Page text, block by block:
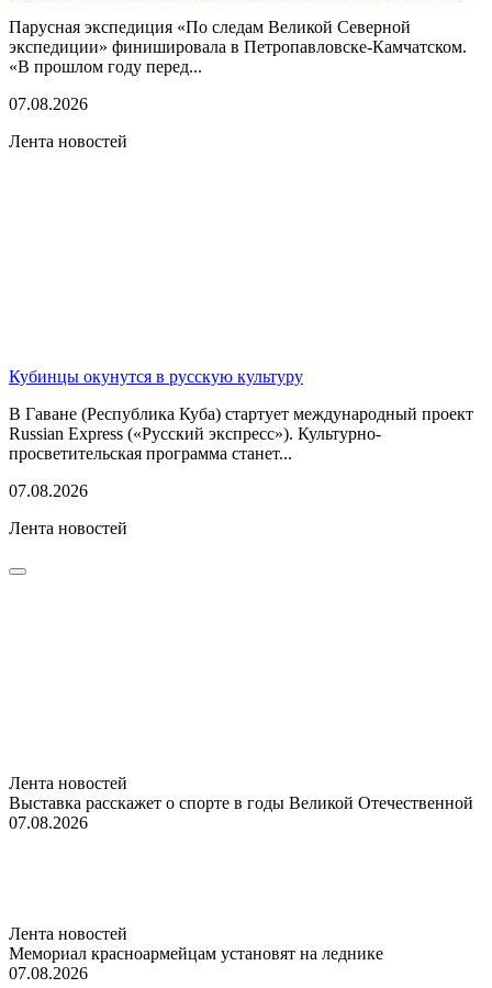
Парусная экспедиция «По следам Великой Северной
экспедиции» финишировала в Петропавловске-Камчатском.
«В прошлом году перед...
07.08.2026
Лента новостей
Кубинцы окунутся в русскую культуру
В Гаване (Республика Куба) стартует международный проект
Russian Express («Русский экспресс»). Культурно-
просветительская программа станет...
07.08.2026
Лента новостей
Лента новостей
Выставка расскажет о спорте в годы Великой Отечественной
07.08.2026
Лента новостей
Мемориал красноармейцам установят на леднике
07.08.2026